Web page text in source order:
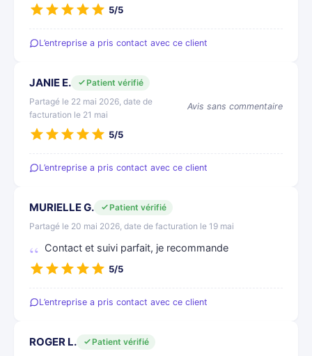
5/5
L’entreprise a pris contact avec ce client
JANIE E.
Patient vérifié
Partagé le 22 mai 2026, date de
facturation le 21 mai
Avis sans commentaire
5/5
L’entreprise a pris contact avec ce client
MURIELLE G.
Patient vérifié
Partagé le 20 mai 2026, date de facturation le 19 mai
Contact et suivi parfait, je recommande
5/5
L’entreprise a pris contact avec ce client
ROGER L.
Patient vérifié